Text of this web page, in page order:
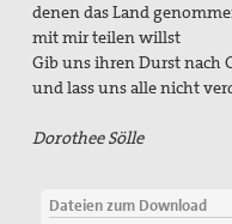
denen das Land
mit mir teilen willst
Gib uns ihren Durst nach
und lass uns alle nicht
Dorothee Sölle
Dateien zum Download